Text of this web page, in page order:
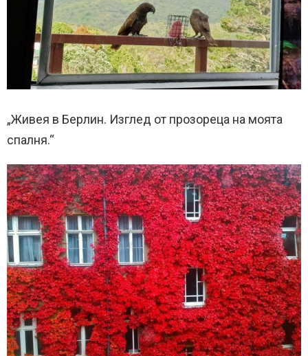
„Живея в Берлин. Изглед от прозореца на моята
спалня.“